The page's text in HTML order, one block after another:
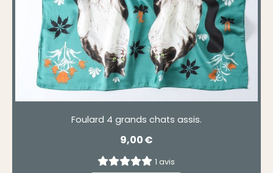
Foulard 4 grands chats assis.
9,00€
1 avis